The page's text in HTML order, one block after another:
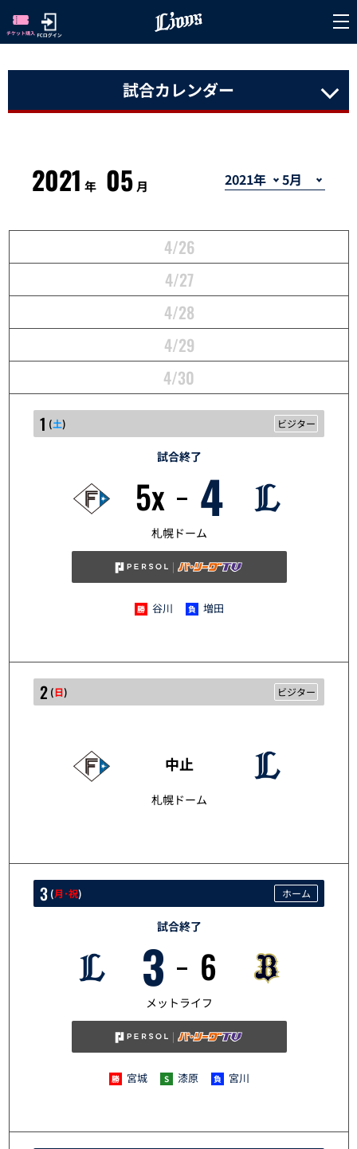
試合カレンダー
2021 年 05 月
4/26
4/27
4/28
4/29
4/30
5/1
1 (土) ビジター
試合終了
5x 4
札幌ドーム
谷川 増田
5/2
2 (日) ビジター
中止
札幌ドーム
5/3
3 (月･祝) ホーム
試合終了
3 6
メットライフ
宮城 漆原 宮川